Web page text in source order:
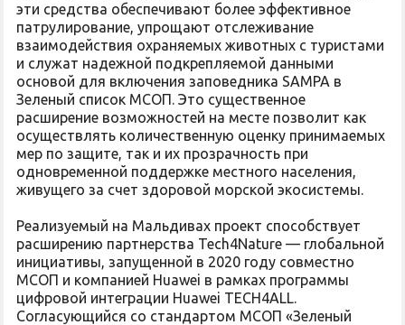
эти средства обеспечивают более эффективное
патрулирование, упрощают отслеживание
взаимодействия охраняемых животных с туристами
и служат надежной подкрепляемой данными
основой для включения заповедника SAMPA в
Зеленый список МСОП. Это существенное
расширение возможностей на месте позволит как
осуществлять количественную оценку принимаемых
мер по защите, так и их прозрачность при
одновременной поддержке местного населения,
живущего за счет здоровой морской экосистемы.
Реализуемый на Мальдивах проект способствует
расширению партнерства Tech4Nature — глобальной
инициативы, запущенной в 2020 году совместно
МСОП и компанией Huawei в рамках программы
цифровой интеграции Huawei TECH4ALL.
Согласующийся со стандартом МСОП «Зеленый